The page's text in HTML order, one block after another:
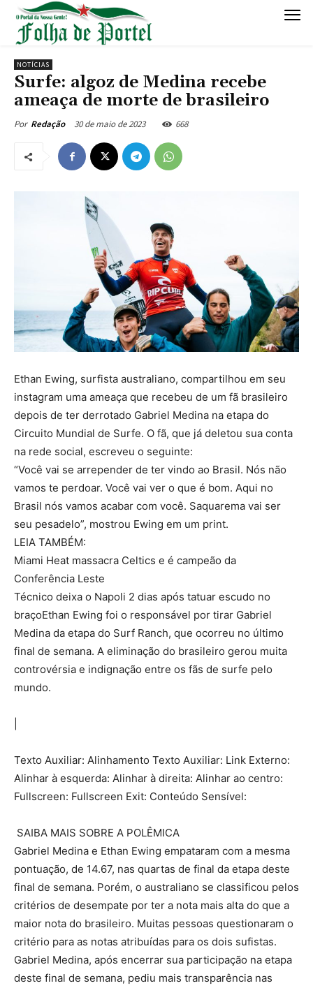
NOTÍCIAS
Surfe: algoz de Medina recebe
ameaça de morte de brasileiro
Por Redação 30 de maio de 2023 668
Ethan Ewing, surfista australiano, compartilhou em seu
instagram uma ameaça que recebeu de um fã brasileiro
depois de ter derrotado Gabriel Medina na etapa do
Circuito Mundial de Surfe. O fã, que já deletou sua conta
na rede social, escreveu o seguinte:
“Você vai se arrepender de ter vindo ao Brasil. Nós não
vamos te perdoar. Você vai ver o que é bom. Aqui no
Brasil nós vamos acabar com você. Saquarema vai ser
seu pesadelo”, mostrou Ewing em um print.
LEIA TAMBÉM:
Miami Heat massacra Celtics e é campeão da
Conferência Leste
Técnico deixa o Napoli 2 dias após tatuar escudo no
braçoEthan Ewing foi o responsável por tirar Gabriel
Medina da etapa do Surf Ranch, que ocorreu no último
final de semana. A eliminação do brasileiro gerou muita
controvérsia e indignação entre os fãs de surfe pelo
mundo.
Texto Auxiliar: Alinhamento Texto Auxiliar: Link Externo:
Alinhar à esquerda: Alinhar à direita: Alinhar ao centro:
Fullscreen: Fullscreen Exit: Conteúdo Sensível:
SAIBA MAIS SOBRE A POLÊMICA
Gabriel Medina e Ethan Ewing empataram com a mesma
pontuação, de 14.67, nas quartas de final da etapa deste
final de semana. Porém, o australiano se classificou pelos
critérios de desempate por ter a nota mais alta do que a
maior nota do brasileiro. Muitas pessoas questionaram o
critério para as notas atribuídas para os dois sufistas.
Gabriel Medina, após encerrar sua participação na etapa
deste final de semana, pediu mais transparência nas